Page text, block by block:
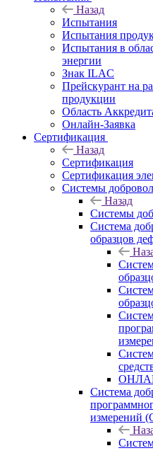
Назад
Испытания
Испытания
Испытания в
энергии
Знак ILAC
Прейскурант на
продукции
Область
Онлайн-Заявка
Сертификация
Назад
Сертификация
Сертификация
Системы
Назад
Системы
Система
образцов
Система
измерений